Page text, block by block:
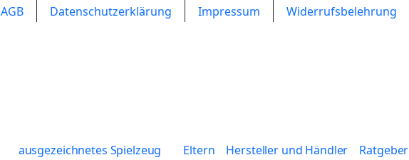
AGB Datenschutzerklärung Impressum Widerrufsbelehrung
ausgezeichnetes Spielzeug Eltern Hersteller und Händler Ratgeber